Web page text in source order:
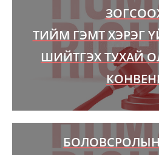
ТИЙМ ГЭМТ ХЭРЭГ
ШИЙТГЭХ ТУХАЙ